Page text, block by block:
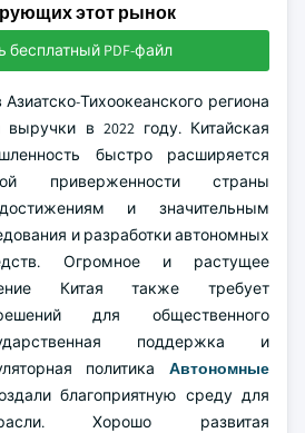
этот рынок
бесплатный PDF-файл
Тихоокеанского региона
в 2022 году. Китайская
быстро расширяется
приверженности страны
и значительным
и разработки автономных
Огромное и растущее
Китая также требует
для общественного
поддержка и
политика Автономные
благоприятную среду для
Хорошо развитая